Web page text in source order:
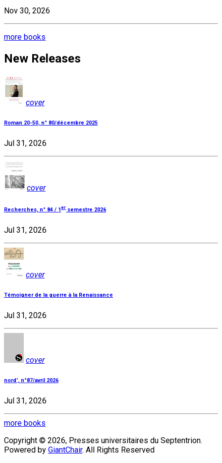
Nov 30, 2026
more books
New Releases
cover
Roman 20-50, n° 80/décembre 2025
Jul 31, 2026
cover
Recherches, n° 84 / 1er semestre 2026
Jul 31, 2026
cover
Témoigner de la guerre à la Renaissance
Jul 31, 2026
cover
nord', n°87/avril 2026
Jul 31, 2026
more books
Copyright © 2026, Presses universitaires du Septentrion.
Powered by GiantChair. All Rights Reserved